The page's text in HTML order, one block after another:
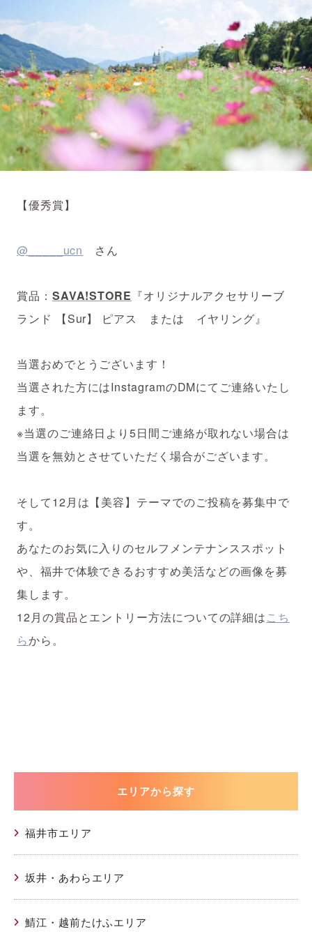
【優秀賞】
@_____ucn さん
賞品： SAVA!STORE 『オリジナルアクセサリーブ
ランド 【Sur】 ピアス または イヤリング』
当選おめでとうございます！
当選された方にはInstagramのDMにてご連絡いたし
ます。
※当選のご連絡日より5日間ご連絡が取れない場合は
当選を無効とさせていただく場合がございます。
そして12月は【美容】テーマでのご投稿を募集中で
す。
あなたのお気に入りのセルフメンテナンススポット
や、福井で体験できるおすすめ美活などの画像を募
集します。
12月の賞品とエントリー方法についての詳細はこち
らから。
エリアから探す
福井市エリア
坂井・あわらエリア
鯖江・越前たけふエリア